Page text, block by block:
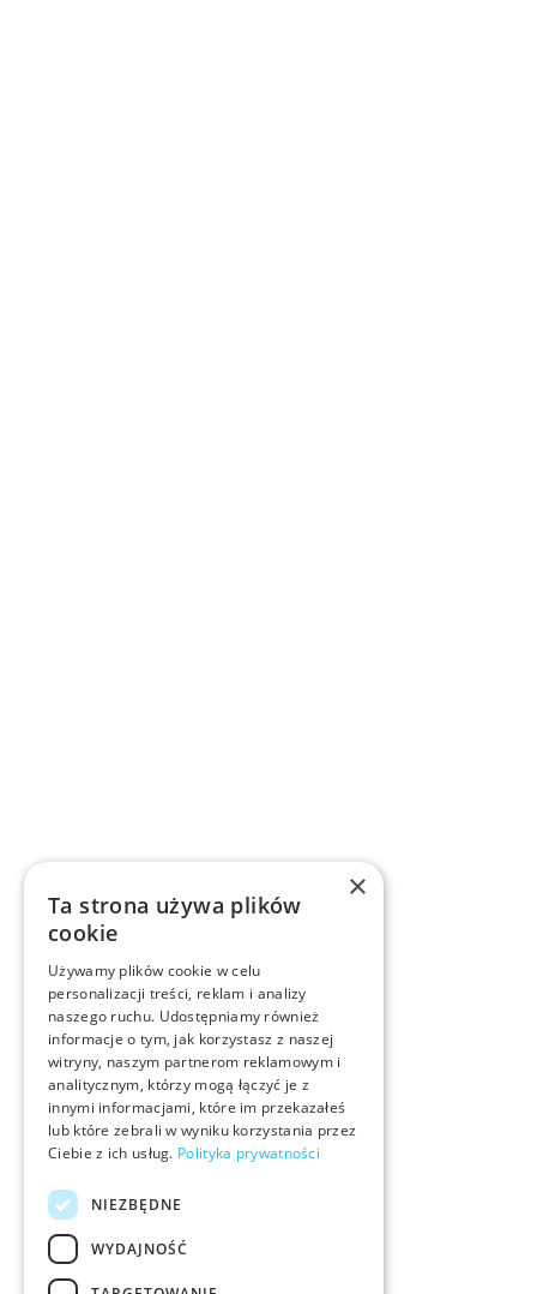
×
Ta strona używa plików
cookie
Używamy plików cookie w celu
personalizacji treści, reklam i analizy
naszego ruchu. Udostępniamy również
informacje o tym, jak korzystasz z naszej
witryny, naszym partnerom reklamowym i
analitycznym, którzy mogą łączyć je z
innymi informacjami, które im przekazałeś
lub które zebrali w wyniku korzystania przez
Ciebie z ich usług. Polityka prywatności
NIEZBĘDNE
WYDAJNOŚĆ